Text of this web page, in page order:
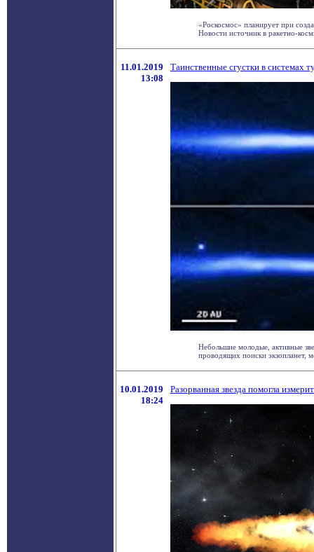
«Роскосмос» планирует при
Новости источник в ракетно-
11.01.2019
13:08
Таинственные сгустки в системах
Небольшие молодые, активные
проводящих поиски экзопланет,
10.01.2019
18:24
Разорванная звезда помогла